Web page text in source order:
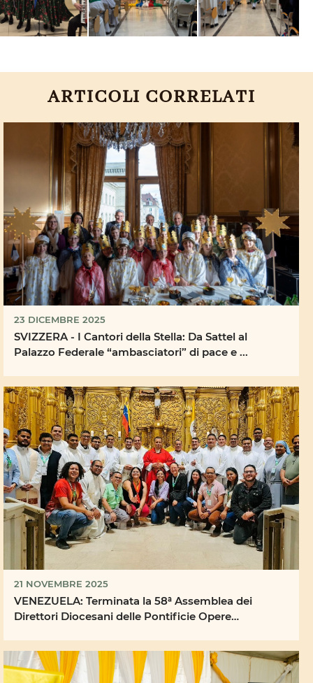
ARTICOLI CORRELATI
23 DICEMBRE 2025
SVIZZERA - I Cantori della Stella: Da Sattel al
Palazzo Federale “ambasciatori” di pace e ...
21 NOVEMBRE 2025
VENEZUELA: Terminata la 58ª Assemblea dei
Direttori Diocesani delle Pontificie Opere